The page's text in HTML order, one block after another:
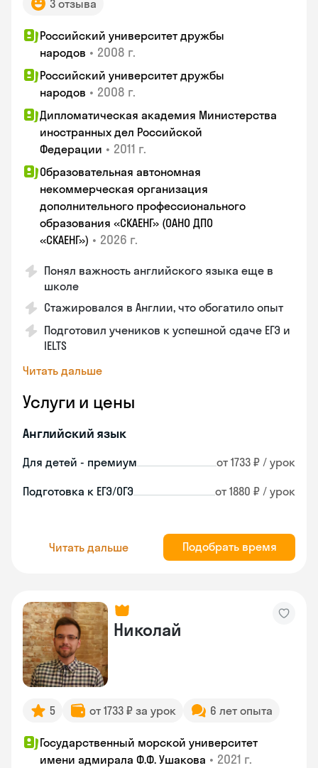
3 отзыва
Российский университет дружбы
народов • 2008 г.
Российский университет дружбы
народов • 2008 г.
Дипломатическая академия Министерства
иностранных дел Российской
Федерации • 2011 г.
Образовательная автономная
некоммерческая организация
дополнительного профессионального
образования «СКАЕНГ» (ОАНО ДПО
«СКАЕНГ») • 2026 г.
Понял важность английского языка еще в
школе
Стажировался в Англии, что обогатило опыт
Подготовил учеников к успешной сдаче ЕГЭ и
IELTS
Читать дальше
Услуги и цены
Английский язык
Для детей - премиум от 1733 ₽ / урок
Подготовка к ЕГЭ/ОГЭ от 1880 ₽ / урок
Читать дальше Подобрать время
Николай
5 от 1733 ₽ за урок 6 лет опыта
Государственный морской университет
имени адмирала Ф.Ф. Ушакова • 2021 г.